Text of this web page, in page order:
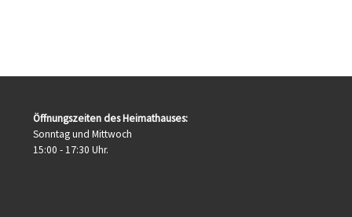
Öffnungszeiten des Heimathauses:
Sonntag und Mittwoch
15:00 - 17:30 Uhr.